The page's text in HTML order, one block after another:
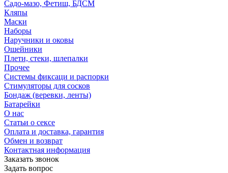
Садо-мазо, Фетиш, БДСМ
Кляпы
Маски
Наборы
Наручники и оковы
Ошейники
Плети, стеки, шлепалки
Прочее
Системы фиксаци и распорки
Стимуляторы для сосков
Бондаж (веревки, ленты)
Батарейки
О нас
Статьи о сексе
Оплата и доставка, гарантия
Обмен и возврат
Контактная информация
Заказать звонок
Задать вопрос